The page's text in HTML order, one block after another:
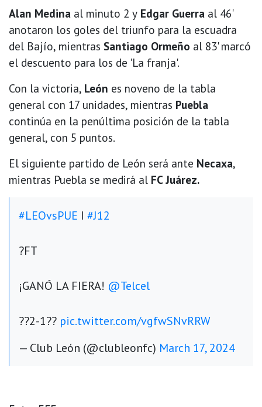
Alan Medina al minuto 2 y Edgar Guerra al 46'
anotaron los goles del triunfo para la escuadra
del Bajío, mientras Santiago Ormeño al 83' marcó
el descuento para los de 'La franja'.
Con la victoria, León es noveno de la tabla
general con 17 unidades, mientras Puebla
continúa en la penúltima posición de la tabla
general, con 5 puntos.
El siguiente partido de León será ante Necaxa,
mientras Puebla se medirá al FC Juárez.
#LEOvsPUE I #J12
?FT
¡GANÓ LA FIERA! @Telcel
??2-1?? pic.twitter.com/vgfwSNvRRW
— Club León (@clubleonfc) March 17, 2024